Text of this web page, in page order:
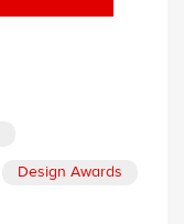
Design Awards